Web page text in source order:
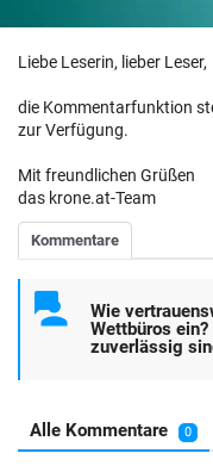
Liebe Leserin, lieber Leser,
die Kommentarfunktion
zur Verfügung.
Mit freundlichen Grüßen
das krone.at-Team